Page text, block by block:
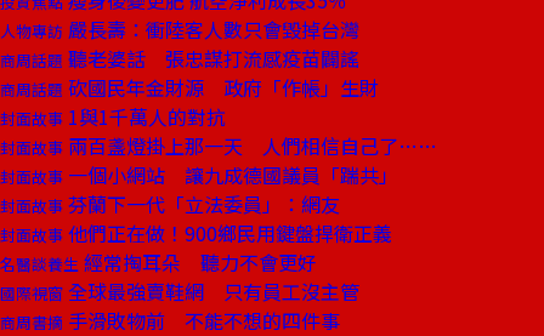
人物專訪 嚴長壽：衝陸客人數只會毀掉台灣
商周話題 聽老婆話 張忠謀打流感疫苗闢謠
商周話題 砍國民年金財源 政府「作帳」生財
封面故事 1與1千萬人的對抗
封面故事 兩百盞燈掛上那一天 人們相信自己了……
封面故事 一個小網站 讓九成德國議員「踹共」
封面故事 芬蘭下一代「立法委員」：網友
封面故事 他們正在做！900鄉民用鍵盤捍衛正義
名醫談養生 經常掏耳朵 聽力不會更好
國際視窗 全球最強賣鞋網 只有員工沒主管
商周書摘 手滑敗物前 不能不想的四件事